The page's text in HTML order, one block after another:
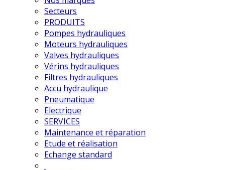
Secteurs
PRODUITS
Pompes hydrauliques
Moteurs hydrauliques
Valves hydrauliques
Vérins hydrauliques
Filtres hydrauliques
Accu hydraulique
Pneumatique
Electrique
SERVICES
Maintenance et réparation
Etude et réalisation
Echange standard